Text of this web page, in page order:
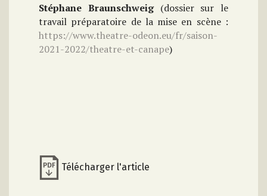
Stéphane Braunschweig (dossier sur le
travail préparatoire de la mise en scène :
https://www.theatre-odeon.eu/fr/saison-
2021-2022/theatre-et-canape)
Télécharger l'article